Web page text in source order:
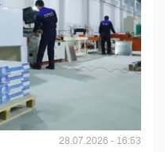
28.07.2026 - 16:53